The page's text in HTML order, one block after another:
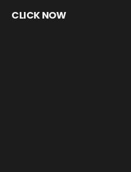
CLICK NOW